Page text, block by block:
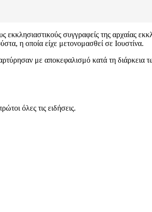
συγγραφείς της αρχαίας
η οποία είχε μετονομασθεί σε Ιουστίνα.
με αποκεφαλισμό κατά τη
όλες τις ειδήσεις.